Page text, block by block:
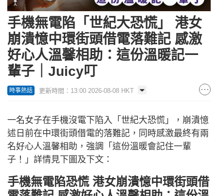
手機無電陷「世紀大恐慌」 港女
崩潰憶中環街頭借電落難記 感激
好心人溫馨相助：這份溫暖記一
輩子｜Juicy叮
時事熱話 更新時間：13:00 2026-08-08 HKT
一名女子在手機沒電下陷入「世紀大恐慌」，崩潰憶
述日前在中環街頭借電的落難記，同時感激最終有兩
名好心人溫馨相助，強調「這份溫暖會記住一輩
子！」詳情見下圖及下文：
手機無電陷恐慌 港女崩潰憶中環街頭借